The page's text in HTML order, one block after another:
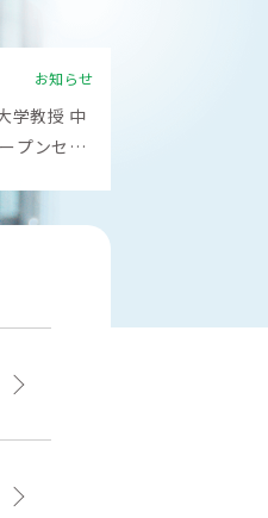
お知らせ
学教授 中
プンセミ
コンタク